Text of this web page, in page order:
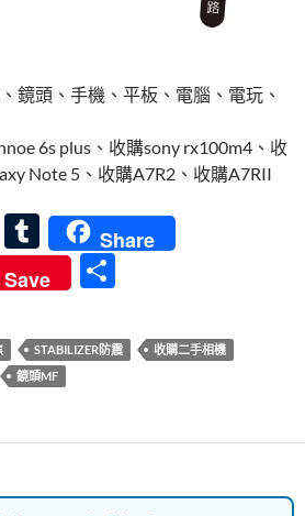
鏡頭、手機、平板、電腦、電玩、
6s plus、收購sony rx100m4、收
Note 5、收購A7R2、收購A7RII
Li
T
u
m
bl
r
Share
Save
STABILIZER防震
收購二手相機
鏡頭MF